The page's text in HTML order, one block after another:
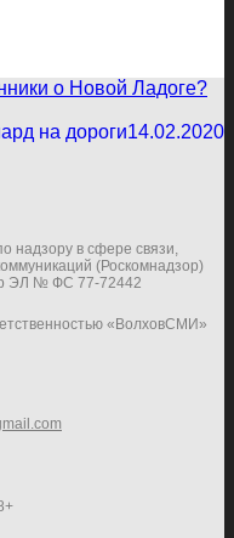
о Новой Ладоге?
на дороги14.02.2020
надзору в сфере связи,
(Роскомнадзор)
ЭЛ № ФС 77-72442
«ВолховСМИ»